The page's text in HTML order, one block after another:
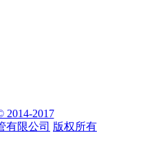
2014-2017
有限公司 版权所有